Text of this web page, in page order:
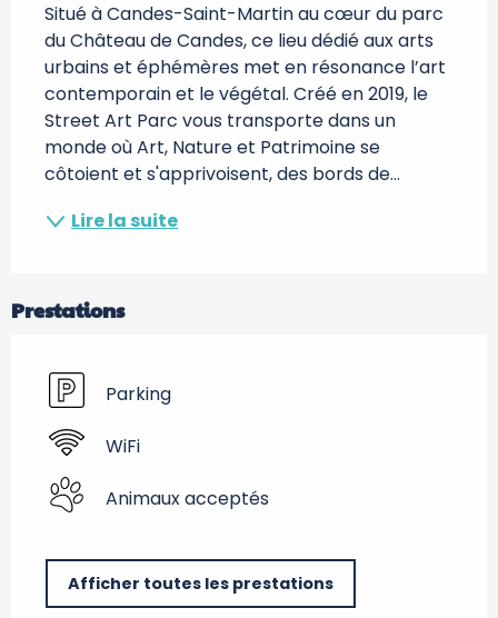
Situé à Candes-Saint-Martin au cœur du parc
du Château de Candes, ce lieu dédié aux arts
urbains et éphémères met en résonance l’art
contemporain et le végétal. Créé en 2019, le
Street Art Parc vous transporte dans un
monde où Art, Nature et Patrimoine se
côtoient et s'apprivoisent, des bords de...
Lire la suite
Prestations
Parking
WiFi
Animaux acceptés
Afficher toutes les prestations